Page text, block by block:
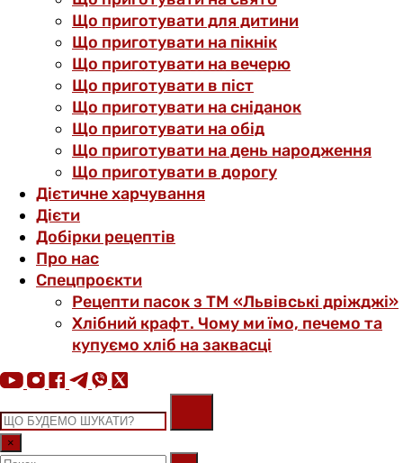
Що приготувати для дитини
Що приготувати на пікнік
Що приготувати на вечерю
Що приготувати в піст
Що приготувати на сніданок
Що приготувати на обід
Що приготувати на день народження
Що приготувати в дорогу
Дієтичне харчування
Дієти
Добірки рецептів
Про нас
Спецпроєкти
Рецепти пасок з ТМ «Львівські дріжджі»
Хлібний крафт. Чому ми їмо, печемо та
купуємо хліб на заквасці
×